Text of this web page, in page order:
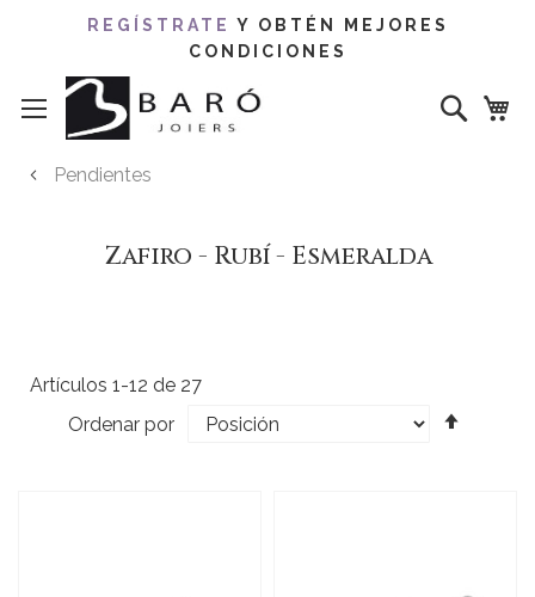
REGÍSTRATE Y OBTÉN MEJORES
CONDICIONES
al
contenido
Buscar
Pendientes
Zafiro - Rubí - Esmeralda
Artículos 1 -12 de 27
Ordenar por